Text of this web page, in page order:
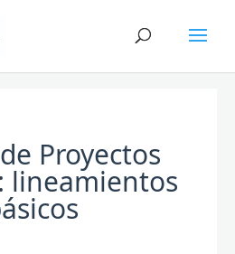
Proyectos
lineamientos